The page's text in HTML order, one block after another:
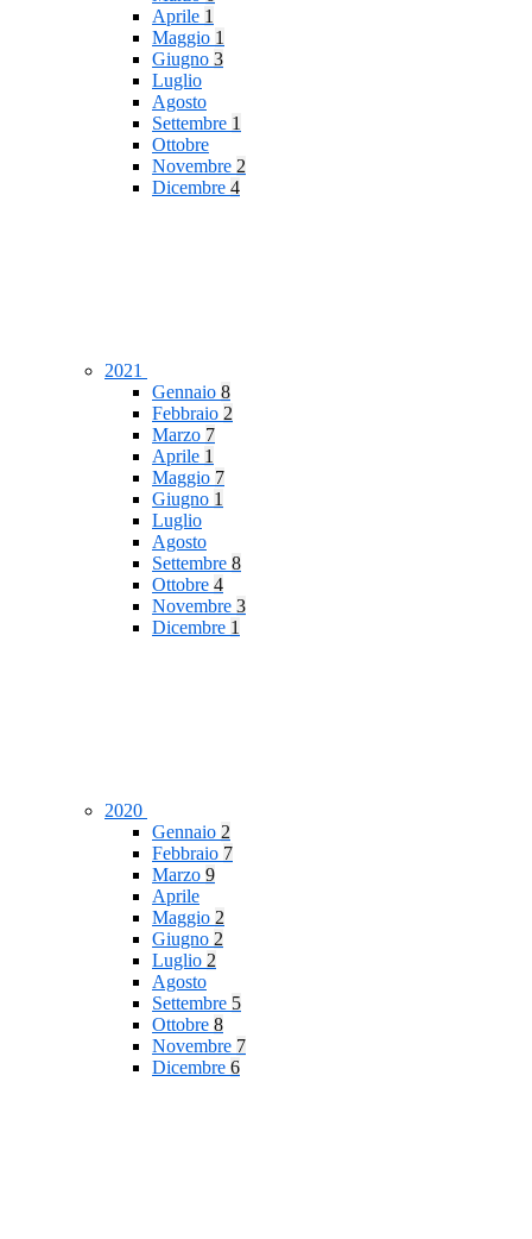
Aprile 1
Maggio 1
Giugno 3
Luglio
Agosto
Settembre 1
Ottobre
Novembre 2
Dicembre 4
2021
Gennaio 8
Febbraio 2
Marzo 7
Aprile 1
Maggio 7
Giugno 1
Luglio
Agosto
Settembre 8
Ottobre 4
Novembre 3
Dicembre 1
2020
Gennaio 2
Febbraio 7
Marzo 9
Aprile
Maggio 2
Giugno 2
Luglio 2
Agosto
Settembre 5
Ottobre 8
Novembre 7
Dicembre 6